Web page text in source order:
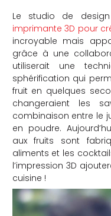
Le studio de
imprimante 3D pour
incroyable mais
grâce à une
utiliserait une
sphérification qui
fruit en quelques
changeraient les
combinaison entre le
en poudre.
aux fruits sont
aliments et les
l’impression 3D
cuisine !